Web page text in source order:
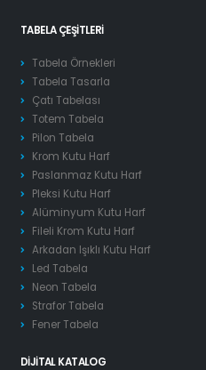
TABELA ÇEŞITLERI
Tabela Örnekleri
Tabela Tasarla
Çatı Tabelası
Totem Tabela
Pilon Tabela
Krom Kutu Harf
Paslanmaz Kutu Harf
Pleksi Kutu Harf
Alüminyum Kutu Harf
Fileli Krom Kutu Harf
Arkadan Işıklı Kutu Harf
Led Tabela
Neon Tabela
Strafor Tabela
Fener Tabela
DIJITAL KATALOG